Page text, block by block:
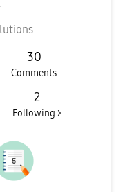
30
Comments
2
Following >